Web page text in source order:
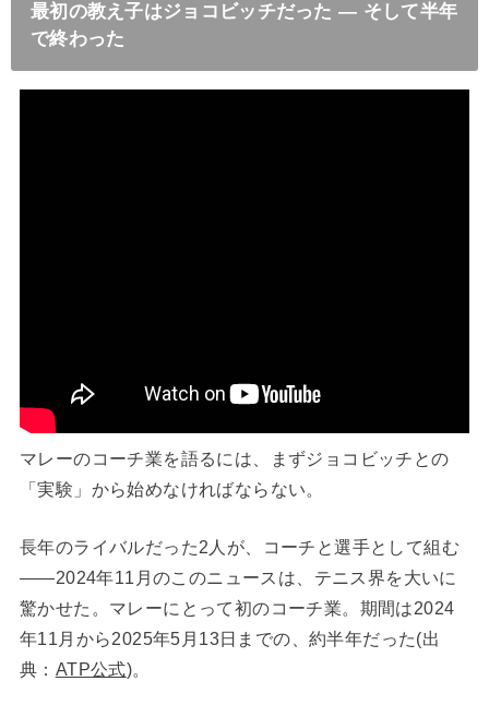
最初の教え子はジョコビッチだった ― そして半年
で終わった
マレーのコーチ業を語るには、まずジョコビッチとの
「実験」から始めなければならない。
長年のライバルだった2人が、コーチと選手として組む
——2024年11月のこのニュースは、テニス界を大いに
驚かせた。マレーにとって初のコーチ業。期間は2024
年11月から2025年5月13日までの、約半年だった(出
典： ATP公式)。